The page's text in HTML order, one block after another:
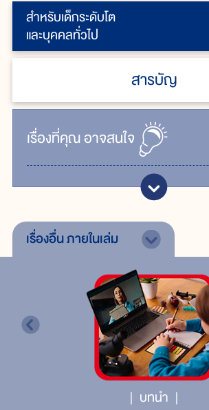
สำหรับเด็กระดับโต
และบุคคลทั่วไป
สารบัญ
เรื่ิองที่คุณอาจสนใจ
เรื่องอื่นภายในเล่ม
บทนำ